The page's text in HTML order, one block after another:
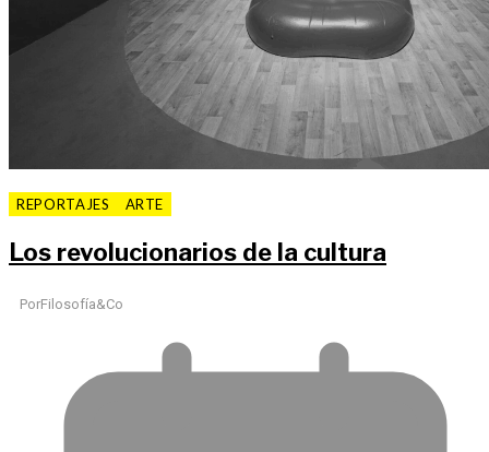
REPORTAJES ARTE
Los revolucionarios de la cultura
PorFilosofía&Co